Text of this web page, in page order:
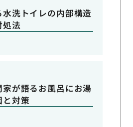
洗トイレの内部構造
処法
が語るお風呂にお湯
と対策